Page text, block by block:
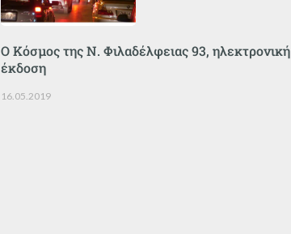
Ο Κόσμος της Ν. Φιλαδέλφειας 93, ηλεκτρονική
έκδοση
16.05.2019